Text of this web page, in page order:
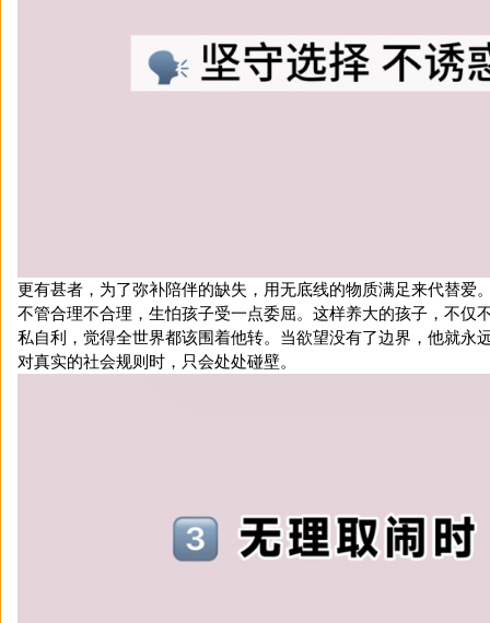
更有甚者，为了弥补陪伴的缺失，用无底线的物质满足来代替爱
不管合理不合理，生怕孩子受一点委屈。这样养大的孩子，不仅
私自利，觉得全世界都该围着他转。当欲望没有了边界，他就永
对真实的社会规则时，只会处处碰壁。